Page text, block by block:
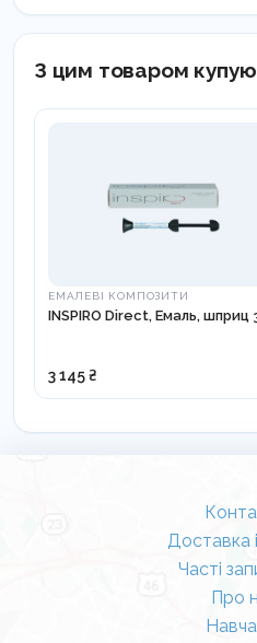
З цим товаром
ЕМАЛЕВІ КОМПОЗИТИ
INSPIRO Direct, Емаль, шприц
3 145 ₴
Доставка
Часті
Про